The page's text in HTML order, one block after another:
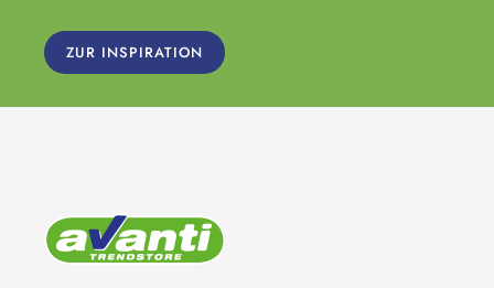
ZUR INSPIRATION